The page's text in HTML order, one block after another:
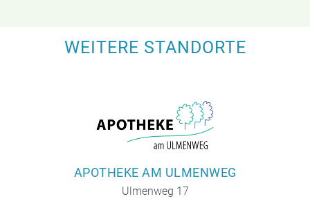
WEITERE STANDORTE
APOTHEKE AM ULMENWEG
Ulmenweg 17